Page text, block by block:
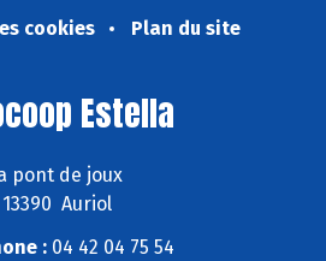
cookies
Plan du site
Estella
pont de joux
13390 Auriol
:04 42 04 75 54